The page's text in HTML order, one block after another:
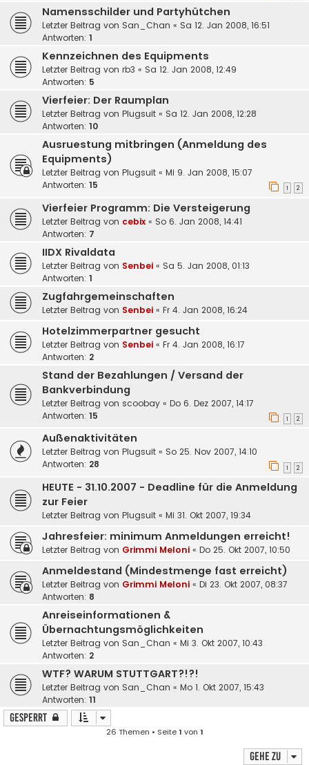
Namensschilder und Partyhütchen
Letzter Beitrag von San_Chan « Sa 12. Jan 2008, 16:51
Antworten: 1
Kennzeichnen des Equipments
Letzter Beitrag von rb3 « Sa 12. Jan 2008, 12:49
Antworten: 5
Vierfeier: Der Raumplan
Letzter Beitrag von Plugsuit « Sa 12. Jan 2008, 12:28
Antworten: 10
Ausruestung mitbringen (Anmeldung des
Equipments)
Letzter Beitrag von Plugsuit « Mi 9. Jan 2008, 15:07
Antworten: 15 1 2
Vierfeier Programm: Die Versteigerung
Letzter Beitrag von cebix « So 6. Jan 2008, 14:41
Antworten: 7
IIDX Rivaldata
Letzter Beitrag von Senbei « Sa 5. Jan 2008, 01:13
Antworten: 1
Zugfahrgemeinschaften
Letzter Beitrag von Senbei « Fr 4. Jan 2008, 16:24
Hotelzimmerpartner gesucht
Letzter Beitrag von Senbei « Fr 4. Jan 2008, 16:17
Antworten: 2
Stand der Bezahlungen / Versand der
Bankverbindung
Letzter Beitrag von scoobay « Do 6. Dez 2007, 14:17
Antworten: 15 1 2
Außenaktivitäten
Letzter Beitrag von Plugsuit « So 25. Nov 2007, 14:10
Antworten: 28 1 2
HEUTE - 31.10.2007 - Deadline für die Anmeldung
zur Feier
Letzter Beitrag von Plugsuit « Mi 31. Okt 2007, 19:34
Jahresfeier: minimum Anmeldungen erreicht!
Letzter Beitrag von Grimmi Meloni « Do 25. Okt 2007, 10:50
Anmeldestand (Mindestmenge fast erreicht)
Letzter Beitrag von Grimmi Meloni « Di 23. Okt 2007, 08:37
Antworten: 8
Anreiseinformationen &
Übernachtungsmöglichkeiten
Letzter Beitrag von San_Chan « Mi 3. Okt 2007, 10:43
Antworten: 2
WTF? WARUM STUTTGART?!?!
Letzter Beitrag von San_Chan « Mo 1. Okt 2007, 15:43
Antworten: 11
Gesperrt
26 Themen • Seite1 von 1
Gehe zu